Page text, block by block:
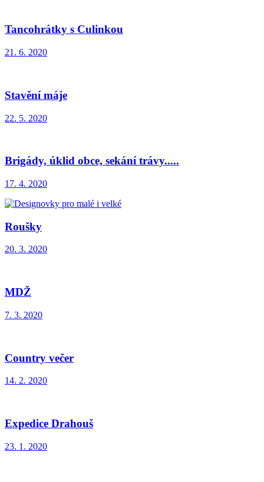
Tancohrátky s Culinkou
21. 6. 2020
Stavění máje
22. 5. 2020
Brigády, úklid obce, sekání trávy.....
17. 4. 2020
Roušky
20. 3. 2020
MDŽ
7. 3. 2020
Country večer
14. 2. 2020
Expedice Drahouš
23. 1. 2020